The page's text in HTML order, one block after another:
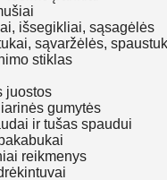
išsegikliai, sąsagėlės
sąvaržėlės,
stiklas
juostos
gumytės
ir tušas spaudui
reikmenys